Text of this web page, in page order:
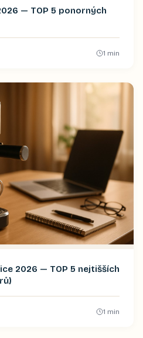
— TOP 5 ponorných
1 min
2026 — TOP 5 nejtišších
1 min